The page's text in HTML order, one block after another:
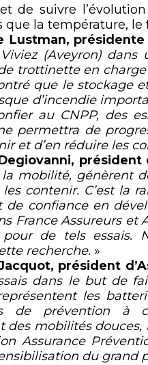
de suivre
que la température,
Lustman,
(Aveyron) dans
trottinette en
que le stockage
d’incendie
au CNPP, des
permettra de
et d’en réduire les
président
mobilité, génèrent
contenir. C’est la
de confiance en
France Assureurs et
pour de tels essais.
recherche. »
président
dans le but de
les
de prévention à
des mobilités
Assurance
du grand